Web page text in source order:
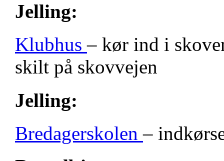
Jelling:
Klubhus– kør ind i
skilt på skovvejen
Jelling:
Bredagerskolen–